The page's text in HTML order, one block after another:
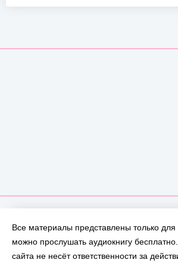
Все материалы представлены только для
можно прослушать аудиокнигу
сайта не несёт ответственности за